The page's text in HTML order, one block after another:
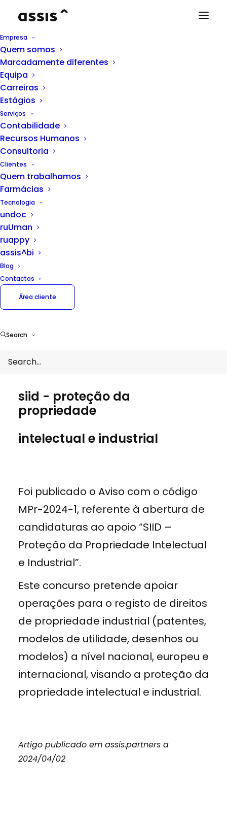
Empresa
Quem somos
Marcadamente diferentes
Equipa
Carreiras
Estágios
Serviços
Contabilidade
Recursos Humanos
Consultoria
Clientes
Quem trabalhamos
Farmácias
Tecnologia
undoc
ruUman
ruappy
assis^bi
Blog
Contactos
Área cliente
Search
siid - proteção da
propriedade
intelectual e industrial
Foi publicado o Aviso com o código
MPr-2024-1, referente à abertura de
candidaturas ao apoio “SIID –
Proteção da Propriedade Intelectual
e Industrial”.
Este concurso pretende apoiar
operações para o registo de direitos
de propriedade industrial (patentes,
modelos de utilidade, desenhos ou
modelos) a nível nacional, europeu e
internacional, visando a proteção da
propriedade intelectual e industrial.
Artigo publicado em assis.partners a
2024/04/02